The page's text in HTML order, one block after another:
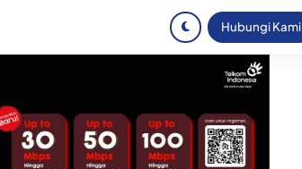
Hubungi Kami